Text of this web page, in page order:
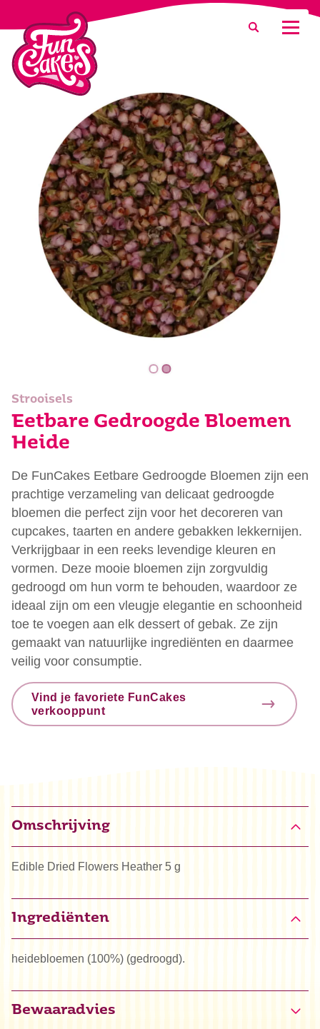
Waar ben je naar op zoek?
Zoeken
Strooisels
Eetbare Gedroogde Bloemen
Heide
De FunCakes Eetbare Gedroogde Bloemen zijn een
prachtige verzameling van delicaat gedroogde
bloemen die perfect zijn voor het decoreren van
cupcakes, taarten en andere gebakken lekkernijen.
Verkrijgbaar in een reeks levendige kleuren en
vormen. Deze mooie bloemen zijn zorgvuldig
gedroogd om hun vorm te behouden, waardoor ze
ideaal zijn om een vleugje elegantie en schoonheid
toe te voegen aan elk dessert of gebak. Ze zijn
gemaakt van natuurlijke ingrediënten en daarmee
veilig voor consumptie.
Vind je favoriete FunCakes
verkooppunt
Omschrijving
Edible Dried Flowers Heather 5 g
Ingrediënten
heidebloemen (100%) (gedroogd).
Bewaaradvies